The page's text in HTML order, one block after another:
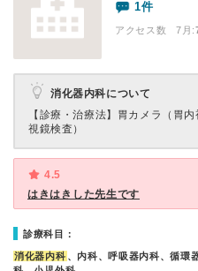
1件
アクセス数 7月:
消化器内科について
【診療・治療法】 胃カメラ（胃
視鏡検査）
4.5
はきはきした先生です
診療科目：
消化器内科 、内科、呼吸器内科、循環